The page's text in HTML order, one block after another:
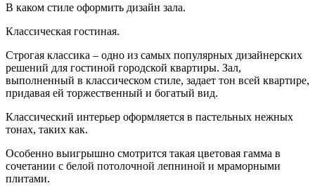
В каком стиле оформить дизайн зала.
Классическая гостиная.
Строгая классика – одно из самых популярных дизайнерских
решений для гостиной городской квартиры. Зал,
выполненный в классическом стиле, задает тон всей квартире,
придавая ей торжественный и богатый вид.
Классический интерьер оформляется в пастельных нежных
тонах, таких как.
Особенно выигрышно смотрится такая цветовая гамма в
сочетании с белой потолочной лепниной и мраморными
плитами.